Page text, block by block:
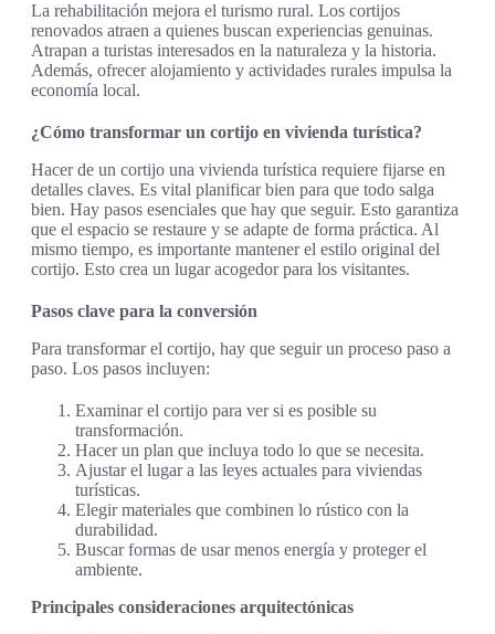
La rehabilitación mejora el turismo rural. Los cortijos
renovados atraen a quienes buscan experiencias genuinas.
Atrapan a turistas interesados en la naturaleza y la historia.
Además, ofrecer alojamiento y actividades rurales impulsa la
economía local.
¿Cómo transformar un cortijo en vivienda turística?
Hacer de un cortijo una vivienda turística requiere fijarse en
detalles claves. Es vital planificar bien para que todo salga
bien. Hay pasos esenciales que hay que seguir. Esto garantiza
que el espacio se restaure y se adapte de forma práctica. Al
mismo tiempo, es importante mantener el estilo original del
cortijo. Esto crea un lugar acogedor para los visitantes.
Pasos clave para la conversión
Para transformar el cortijo, hay que seguir un proceso paso a
paso. Los pasos incluyen:
Examinar el cortijo para ver si es posible su
transformación.
Hacer un plan que incluya todo lo que se necesita.
Ajustar el lugar a las leyes actuales para viviendas
turísticas.
Elegir materiales que combinen lo rústico con la
durabilidad.
Buscar formas de usar menos energía y proteger el
ambiente.
Principales consideraciones arquitectónicas